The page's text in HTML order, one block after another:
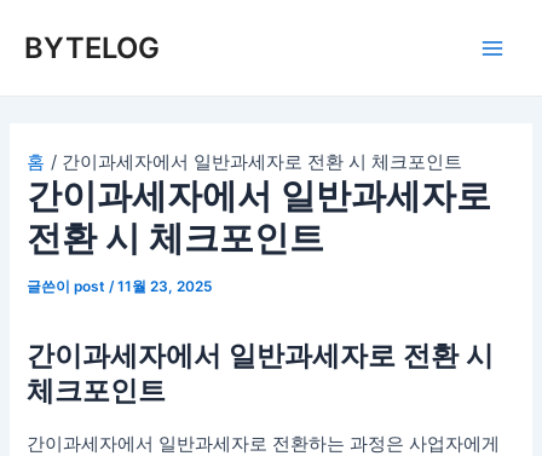
BYTELOG
홈 간이과세자에서 일반과세자로 전환 시 체크포인트
간이과세자에서 일반과세자로
전환 시 체크포인트
글쓴이post /11월 23, 2025
간이과세자에서 일반과세자로 전환 시
체크포인트
간이과세자에서 일반과세자로 전환하는 과정은 사업자에게